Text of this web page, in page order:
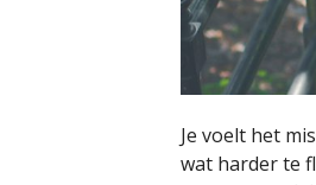
Je voelt het
wat harder te